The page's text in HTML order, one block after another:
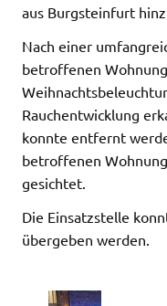
aus Burgsteinfurt
Nach einer
betroffenen
Rauchentwicklung
konnte entfernt
betroffenen
gesichtet.
Die Einsatzstelle
übergeben werden.